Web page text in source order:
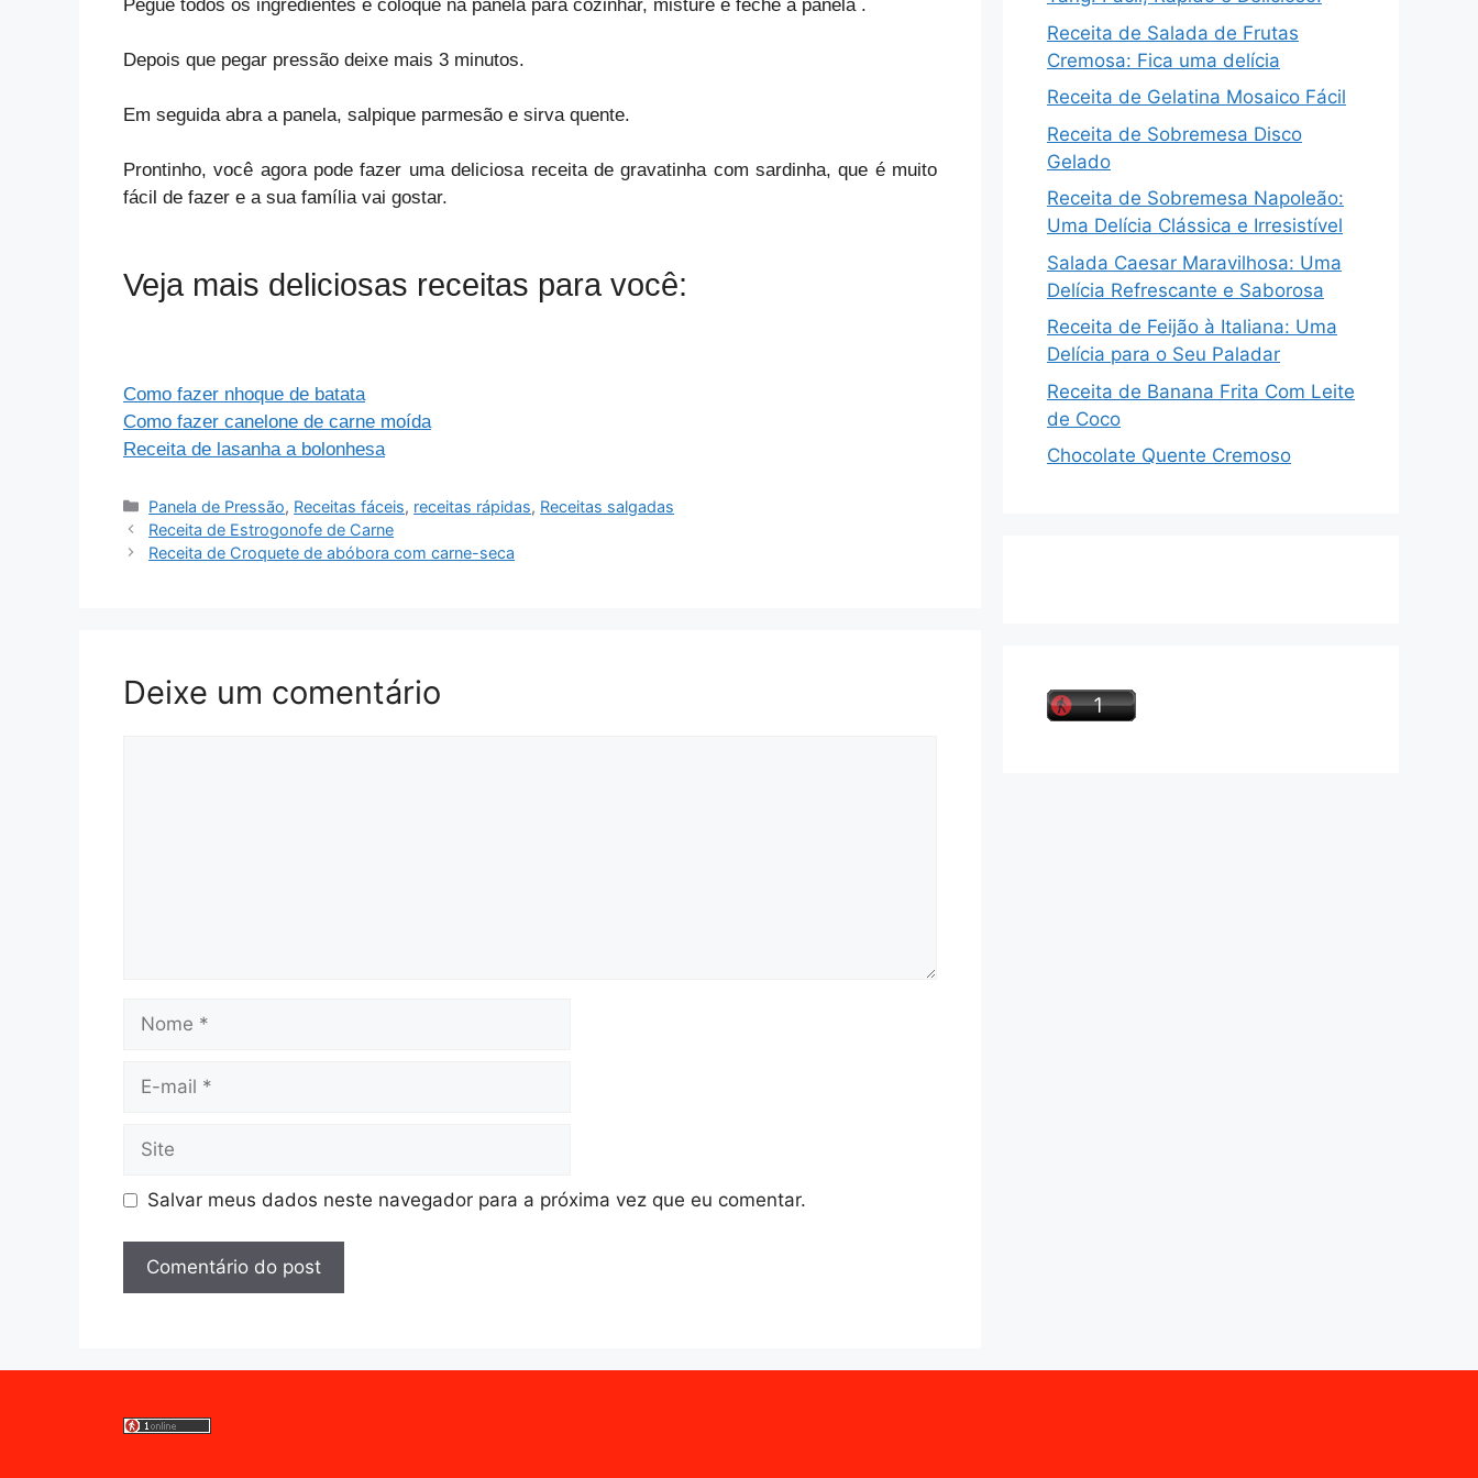
Pegue todos os ingredientes e coloque na panela para cozinhar, misture e feche a panela .
Depois que pegar pressão deixe mais 3 minutos.
Em seguida abra a panela, salpique parmesão e sirva quente.
Prontinho, você agora pode fazer uma deliciosa receita de gravatinha com sardinha, que é muito
fácil de fazer e a sua família vai gostar.
Veja mais deliciosas receitas para você:
Como fazer nhoque de batata
Como fazer canelone de carne moída
Receita de lasanha a bolonhesa
Categorias
Panela de Pressão, Receitas fáceis, receitas rápidas, Receitas salgadas
Receita de Estrogonofe de Carne
Receita de Croquete de abóbora com carne-seca
Deixe um comentário
mail
Salvar meus dados neste navegador para a próxima vez que eu comentar.
Receita de Salada de Frutas
Cremosa: Fica uma delícia
Receita de Gelatina Mosaico Fácil
Receita de Sobremesa Disco
Gelado
Receita de Sobremesa Napoleão:
Uma Delícia Clássica e Irresistível
Salada Caesar Maravilhosa: Uma
Delícia Refrescante e Saborosa
Receita de Feijão à Italiana: Uma
Delícia para o Seu Paladar
Receita de Banana Frita Com Leite
de Coco
Chocolate Quente Cremoso